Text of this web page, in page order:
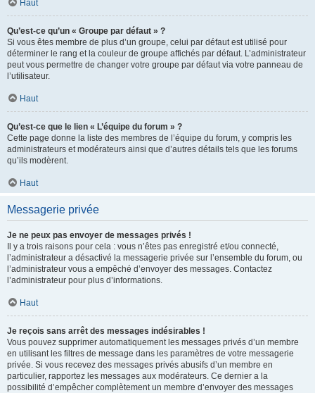
Haut
Qu’est-ce qu’un « Groupe par défaut » ?
Si vous êtes membre de plus d’un groupe, celui par défaut est utilisé pour
déterminer le rang et la couleur de groupe affichés par défaut. L’administrateur
peut vous permettre de changer votre groupe par défaut via votre panneau de
l’utilisateur.
Haut
Qu’est-ce que le lien « L’équipe du forum » ?
Cette page donne la liste des membres de l’équipe du forum, y compris les
administrateurs et modérateurs ainsi que d’autres détails tels que les forums
qu’ils modèrent.
Haut
Messagerie privée
Je ne peux pas envoyer de messages privés !
Il y a trois raisons pour cela : vous n’êtes pas enregistré et/ou connecté,
l’administrateur a désactivé la messagerie privée sur l’ensemble du forum, ou
l’administrateur vous a empêché d’envoyer des messages. Contactez
l’administrateur pour plus d’informations.
Haut
Je reçois sans arrêt des messages indésirables !
Vous pouvez supprimer automatiquement les messages privés d’un membre
en utilisant les filtres de message dans les paramètres de votre messagerie
privée. Si vous recevez des messages privés abusifs d’un membre en
particulier, rapportez les messages aux modérateurs. Ce dernier a la
possibilité d’empêcher complètement un membre d’envoyer des messages